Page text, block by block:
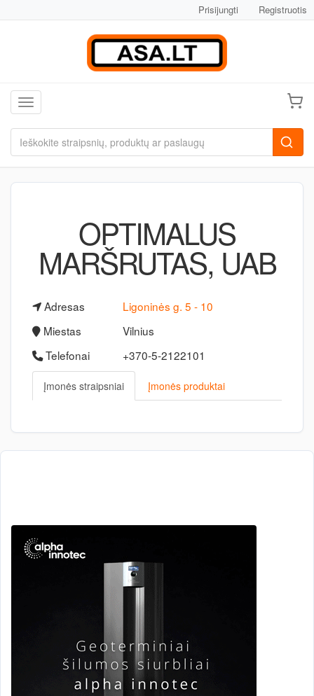
Prisijungti Registruotis
Toggle navigation
OPTIMALUS
MARŠRUTAS, UAB
Adresas
Ligoninės g. 5 - 10
Miestas
Vilnius
Telefonai
+370-5-2122101
Įmonės straipsniai Įmonės produktai